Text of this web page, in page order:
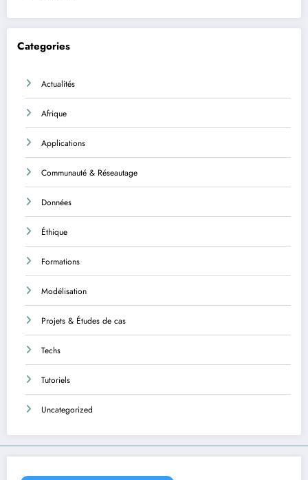
Categories
Actualités
Afrique
Applications
Communauté & Réseautage
Données
Éthique
Formations
Modélisation
Projets & Études de cas
Techs
Tutoriels
Uncategorized